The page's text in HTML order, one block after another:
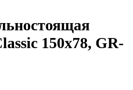
150x78, GR-